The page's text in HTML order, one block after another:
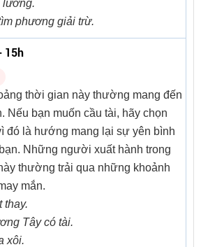
lường.
phương giải trừ.
15h
thời gian này thường mang đến
Nếu bạn muốn cầu tài, hãy chọn
đó là hướng mang lại sự yên bình
Những người xuất hành trong
thường trải qua những khoảnh
mắn.
thay.
Tây có tài.
xôi.